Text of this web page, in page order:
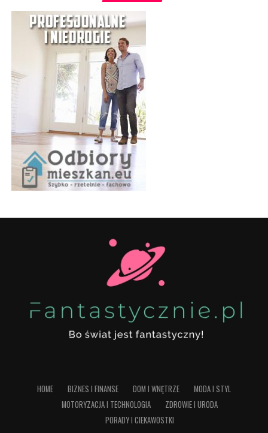
HOME BIZNES I FINANSE DOM I WNĘTRZE
MODA I STYL
MOTORYZACJA I TECHNOLOGIA
ZDROWIE I URODA
PORADY I CIEKAWOSTKI